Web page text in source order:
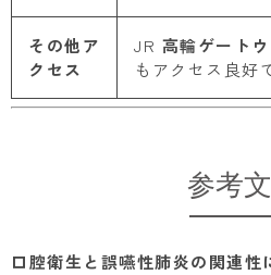
その他ア
クセス
JR 高輪ゲート
もアクセス良好
参考
口腔衛生と誤嚥性肺炎の関連性